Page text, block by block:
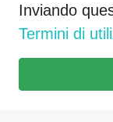
Inviando
Termini di